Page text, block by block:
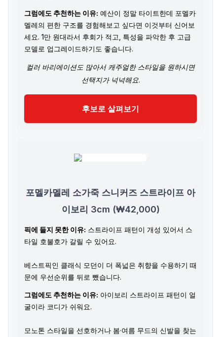
그럼에도 추천하는 이유: 예산이 정말 타이트한데 포멜카
멜레의 편한 구조를 경험해보고 싶다면 이것부터 신어보
세요. 1만 원대라서 후회가 적고, 특성을 파악한 후 고급
모델로 업그레이드하기도 좋습니다.
컬러 바리에이션도 많아서 캐주얼한 스타일을 원하시면
선택지가 넉넉해요.
후보로 살펴보기
포멜카멜레 소가죽 스니커즈 스트라이프 아
이보리 3cm (₩42,000)
픽에 들지 못한 이유: 스트라이프 패턴이 개성 있어서 스
타일 호불호가 갈릴 수 있어요.
베스트픽인 클래식 모던이 더 폭넓은 취향을 수용하기 때
문에 우선순위를 뒤로 뺐습니다.
그럼에도 추천하는 이유: 아이보리 스트라이프 패턴이 얼
굴이라 코디가 쉬워요.
모노톤 스타일을 선호하거나 봄·여름 무드의 신발을 찾는